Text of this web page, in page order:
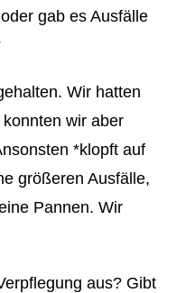
gab esAusfälle
Wir hatten
wir aber
*klopftauf
größeren Ausfälle,
ne Pannen. Wir
pflegung aus?Gibt